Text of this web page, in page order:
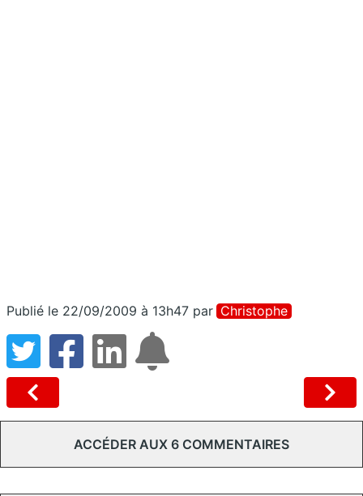
Publié le 22/09/2009 à 13h47 par Christophe
ACCÉDER AUX 6 COMMENTAIRES